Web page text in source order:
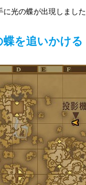
光の蝶が出現しまし
蝶を追いかける